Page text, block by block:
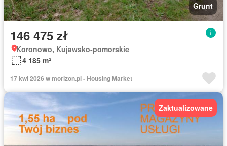
Grunt
146 475 zł
Koronowo, Kujawsko-pomorskie
4 185 m²
17 kwi 2026 w morizon.pl - Housing Market
Zaktualizowane